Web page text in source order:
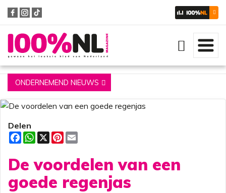
Zoeken
ONDERNEMEND NIEUWS
Delen
F
a
e
b
o
W
h
t
s
p
X
P
t
e
e
i
l
De voordelen van een
goede regenjas